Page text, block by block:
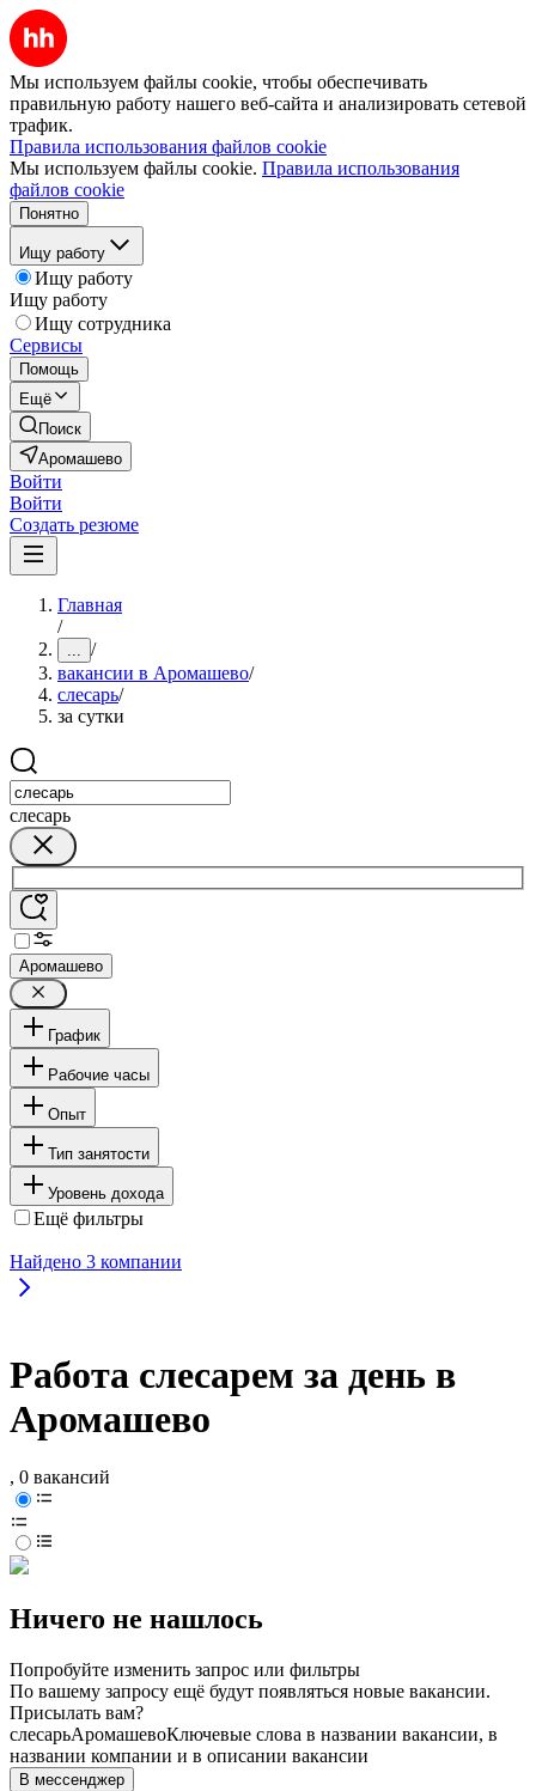
Мы используем файлы cookie, чтобы обеспечивать
правильную работу нашего веб-сайта и анализировать сетевой
трафик.
Правила использования файлов cookie
Мы используем файлы cookie. Правила использования
файлов cookie
Понятно
Ищу работу
Ищу работу
Ищу работу
Ищу сотрудника
Сервисы
Помощь
Ещё
Поиск
Аромашево
Войти
Войти
Создать резюме
Главная
/
... /
вакансии в Аромашево/
слесарь/
за сутки
слесарь
Аромашево
График
Рабочие часы
Опыт
Тип занятости
Уровень дохода
Ещё фильтры
Найдено 3 компании
Работа слесарем за день в
Аромашево
, 0 вакансий
Ничего не нашлось
Попробуйте изменить запрос или фильтры
По вашему запросу ещё будут появляться новые вакансии.
Присылать вам?
слесарьАромашевоКлючевые слова в названии вакансии, в
названии компании и в описании вакансии
В мессенджер